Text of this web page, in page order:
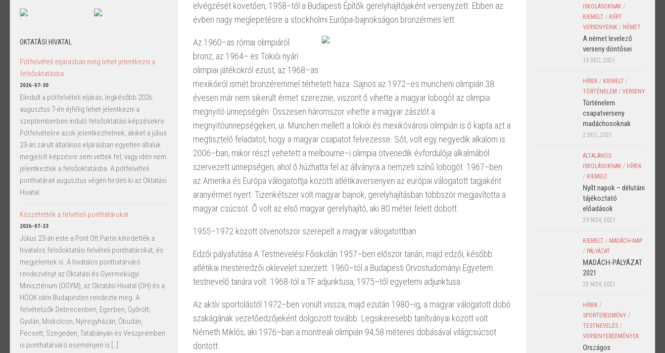
elvégzését követően, 1958–tól a Budapesti Építők gerelyhajítójaként versenyzett. Ebben az
évben nagy meglepetésre a stockholmi Európa-bajnokságon bronzérmes lett.
Az 1960–as római olimpiáról
bronz, az 1964– es Tokiói nyári
olimpiai játékokról ezüst, az 1968–as
mexikóiról ismét bronzéremmel térhetett haza. Sajnos az 1972–es müncheni olimpián 38
évesen már nem sikerült érmet szereznie, viszont ő vihette a magyar lobogót az olimpia
megnyitó ünnepségén. Összesen háromszor vihette a magyar zászlót a
megnyitóünnepségeken, ui. München mellett a tokiói és mexikóvárosi olimpián is ő kapta azt a
megtisztelő feladatot, hogy a magyar csapatot felvezesse. Sőt, volt egy negyedik alkalom is
2006–ban, mikor részt vehetett a melbourne–i olimpia ötvenedik évfordulója alkalmából
szervezett ünnepségen, ahol ő húzhatta fel az állványra a nemzeti színű lobogót. 1967–ben
az Amerika és Európa válogatottja közötti atlétikaversenyen az európai válogatott tagjaként
aranyérmet nyert. Tizenkétszer volt magyar bajnok, gerelyhajításban többször megjavította a
magyar csúcsot. Ő volt az első magyar gerelyhajító, aki 80 méter felett dobott.
1955–1972 között ötvenötször szerepelt a magyar válogatottban.
Edzői pályafutása A Testnevelési Főiskolán 1957–ben először tanári, majd edzői, később
atlétikai mesteredzői oklevelet szerzett. 1960–tól a Budapesti Orvostudományi Egyetem
testnevelő tanára volt. 1968-tól a TF adjunktusa, 1975–től egyetemi adjunktusa.
Az aktív sportolástól 1972–ben vonult vissza, majd ezután 1980–ig, a magyar válogatott dobó
szakágának vezetőedzőjeként dolgozott tovább. Legsikeresebb tanítványai között volt
Németh Miklós, aki 1976–ban a montreali olimpián 94,58 méteres dobásával világcsúcsot
döntött.
OKTATÁSI HIVATAL
Pótfelvételi eljárásban még lehet jelentkezni a
felsőoktatásba
2026-07-30
Elindult a pótfelvételi eljárás, legkésőbb 2026.
augusztus 7-én éjfélig lehet jelentkezni a
szeptemberben induló felsőoktatási képzésekre.
Pótfelvételire azok jelentkezhetnek, akiket a július
23-án zárult általános eljárásban egyetlen általuk
megjelölt képzésre sem vettek fel, vagy idén nem
jelentkeztek a felsőoktatásba. A pótfelvételi
ponthatárait augusztus végén hirdeti ki az Oktatási
Hivatal.
Közzétették a felvételi ponthatárokat
2026-07-23
Július 23-án este a Pont Ott Partin kihirdették a
hivatalos felsőoktatási felvételi ponthatárokat, és
megjelentek is. A hivatalos ponthatárváró
rendezvényt az Oktatási és Gyermekügyi
Minisztérium (OGYM), az Oktatási Hivatal (OH) és a
HÖOK idén Budapesten rendezte meg. A
felvételizők Debrecenben, Egerben, Győrött,
Gyulán, Miskolcon, Nyíregyházán, Óbudán,
Pécsett, Szegeden, Tatabányán és Veszprémben
is ponthatárváró eseményen is […]
ISKOLÁSOKNAK /
KIEMELT / KIÍRT
VERSENYEINK / NÉMET
A német levelező
verseny döntősei
13 DEC, 2021
HÍREK / KIEMELT /
TÖRTÉNELEM / VERSENY
Történelem
csapatverseny
madáchosoknak
2 DEC, 2021
ÁLTALÁNOS
ISKOLÁSOKNAK / HÍREK
/ KIEMELT
Nyílt napok – délutáni
tájékoztató
előadások
29 NOV, 2021
KIEMELT / MADÁCH-NAP
/ PÁLYÁZAT
MADÁCH-PÁLYÁZAT
2021
23 NOV, 2021
HÍREK /
SPORTEREDMÉNY /
TESTNEVELÉS /
VERSENYEREDMÉNYEK
Országos